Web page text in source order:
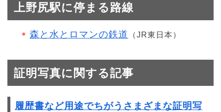
上野尻駅に停まる路線
森と水とロマンの鉄道 （JR東日本）
証明写真に関する記事
履歴書など用途でちがうさまざまな証明写